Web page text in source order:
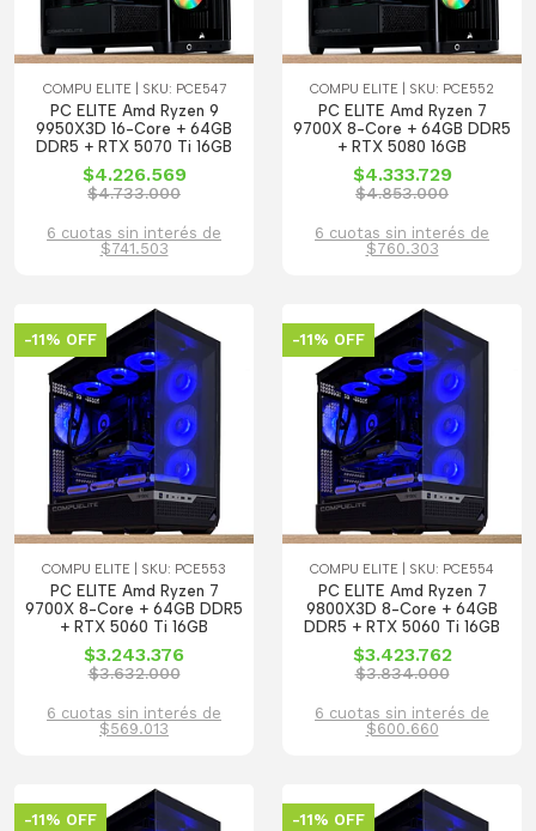
COMPU ELITE | SKU: PCE547
PC ELITE Amd Ryzen 9
9950X3D 16-Core + 64GB
DDR5 + RTX 5070 Ti 16GB
$4.226.569
$4.733.000
6 cuotas sin interés de
$741.503
COMPU ELITE | SKU: PCE552
PC ELITE Amd Ryzen 7
9700X 8-Core + 64GB DDR5
+ RTX 5080 16GB
$4.333.729
$4.853.000
6 cuotas sin interés de
$760.303
-11% OFF
COMPU ELITE | SKU: PCE553
PC ELITE Amd Ryzen 7
9700X 8-Core + 64GB DDR5
+ RTX 5060 Ti 16GB
$3.243.376
$3.632.000
6 cuotas sin interés de
$569.013
-11% OFF
COMPU ELITE | SKU: PCE554
PC ELITE Amd Ryzen 7
9800X3D 8-Core + 64GB
DDR5 + RTX 5060 Ti 16GB
$3.423.762
$3.834.000
6 cuotas sin interés de
$600.660
-11% OFF -11% OFF